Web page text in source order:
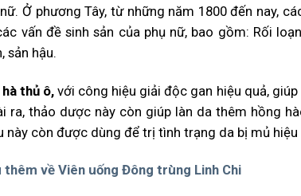
Ở phương Tây, từ những năm 1800 đến nay,
vấn đề sinh sản của phụ nữ, bao gồm: Rối
sản hậu.
thủ ô, với công hiệu giải độc gan hiệu quả,
ra, thảo dược này còn giúp làn da thêm hồng
này còn được dùng để trị tình trạng da bị mủ hiệu
thêm về Viên uống Đông trùng Linh Chi